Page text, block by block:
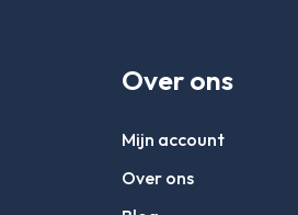
Over ons
Mijn account
Over ons